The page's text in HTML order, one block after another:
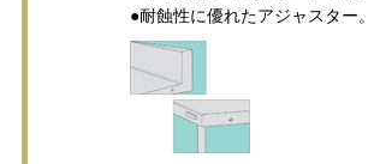
●耐蝕性に優れたアジャスター。